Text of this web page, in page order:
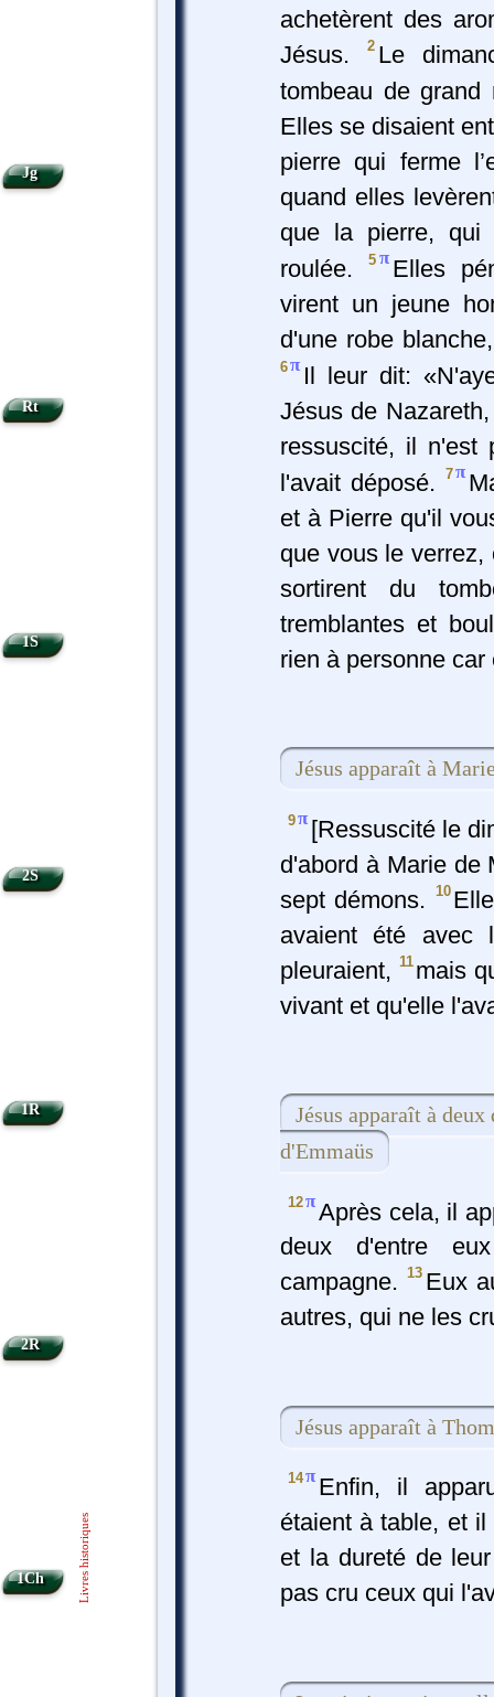
achetèrent des
Jésus.2 Le
tombeau de
Elles se disaient
pierre qui ferme
quand elles
que la pierre, qui
roulée.5 π Elles
virent un jeune
d'une robe
6π Il leur dit:
Jésus de
ressuscité, il n'est
l'avait déposé.
7π
et à Pierre qu'il
que vous le
sortirent du
tremblantes et
rien à personne
Jésus apparaît à
9π [Ressuscité le
d'abord à Marie de
sept démons.10
avaient été avec
pleuraient, 11 mais
vivant et qu'elle
Jésus apparaît à
d'Emmaüs
12πAprès cela, il
deux d'entre
campagne.13 Eux
autres, qui ne les
Jésus apparaît à
14π Enfin, il
étaient à table, et
et la dureté de
pas cru ceux qui
Jg
Rt
1S
2S
1R
2R
1Ch Livres historiques